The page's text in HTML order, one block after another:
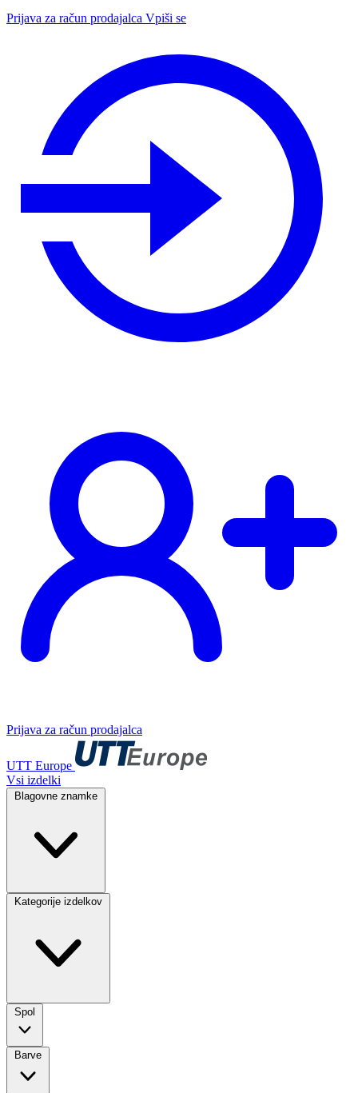
Prijava za račun prodajalca Vpiši se
Prijava za račun prodajalca
UTT Europe
Vsi izdelki
Blagovne znamke
Kategorije izdelkov
Spol
Barve